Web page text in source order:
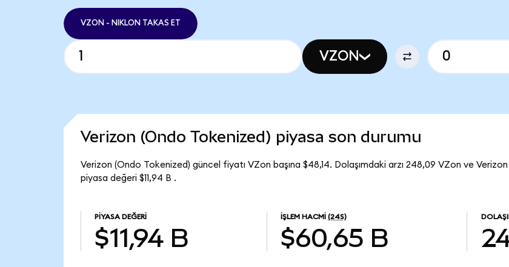
VZON - NIKLON TAKAS ET
VZON
Verizon (Ondo Tokenized) piyasa son durumu
Verizon (Ondo Tokenized) güncel fiyatı VZon başına $48,14. Dolaşımdaki arzı 248,09 VZon ve
piyasa değeri $11,94 B .
PIYASA DEĞERI
$11,94 B
İŞLEM HACMI (24S)
$60,65 B